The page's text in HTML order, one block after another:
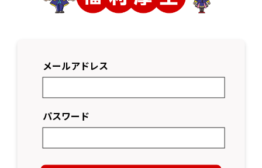
メールアドレス
パスワード